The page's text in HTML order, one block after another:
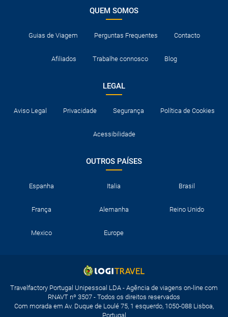
QUEM SOMOS
Guias de Viagem Perguntas Frequentes Contacto
Afiliados Trabalhe connosco Blog
LEGAL
Aviso Legal Privacidade Segurança Política de Cookies
Acessibilidade
OUTROS PAÍSES
Espanha Italia Brasil
França Alemanha Reino Unido
Mexico Europe
Travelfactory Portugal Unipessoal LDA - Agência de viagens on-line com
RNAVT nº 3507 - Todos os direitos reservados
Com morada em Av. Duque de Loulé 75, 1 esquerdo, 1050-088 Lisboa,
Portugal